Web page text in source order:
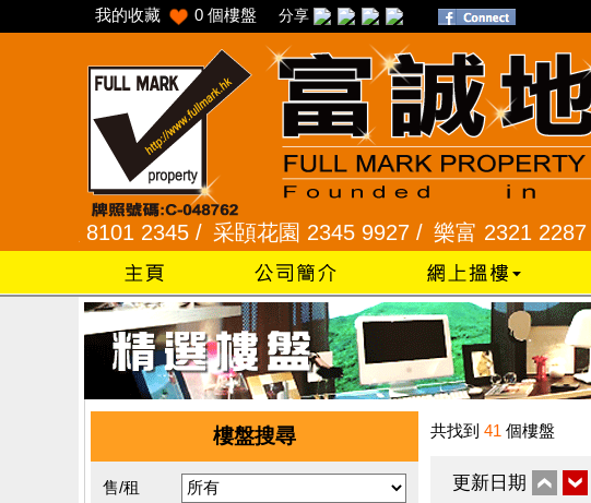
我的收藏 0 個樓盤 分享
8101 2345 / 采頣花園 2345 9927 / 樂富 2321 2287 / 峻
樓盤搜尋
售/租
共找到 41 個樓盤
更新日期